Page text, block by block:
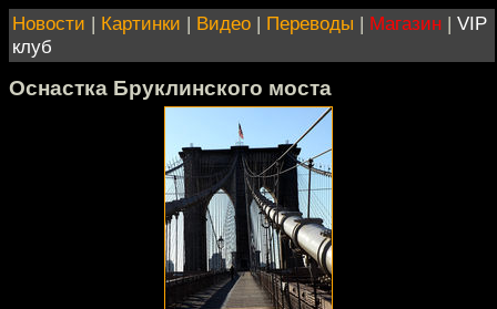
Новости | Картинки | Видео | Переводы | Магазин | VIP
клуб
Оснастка Бруклинского моста